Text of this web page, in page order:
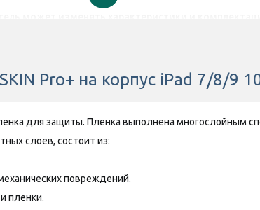
Pro+ на корпус iPad 7/8/9
для защиты. Пленка выполнена многослойным
слоев, состоит из:
повреждений.
пленки.